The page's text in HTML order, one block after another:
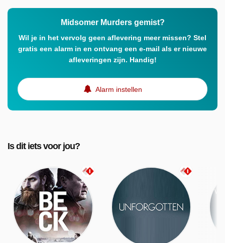
Midsomer Murders gemist?
Wil je in het vervolg geen aflevering meer missen? Stel
gratis een alarm in en ontvang een e-mail als er nieuwe
afleveringen zijn. Handig!
Alarm instellen
Is dit iets voor jou?